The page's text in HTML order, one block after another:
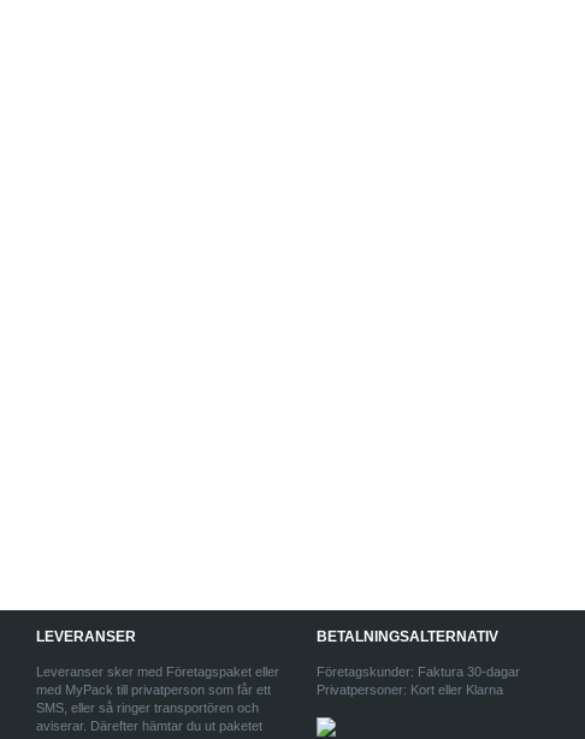
LEVERANSER
Leveranser sker med Företagspaket eller
med MyPack till privatperson som får ett
SMS, eller så ringer transportören och
aviserar. Därefter hämtar du ut paketet
BETALNINGSALTERNATIV
Företagskunder: Faktura 30-dagar
Privatpersoner: Kort eller Klarna